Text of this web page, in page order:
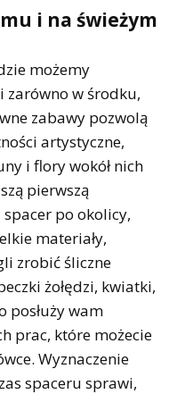
i na świeżym
możemy
zarówno w środku,
zabawy pozwolą
artystyczne,
i flory wokół nich
pierwszą
po okolicy,
materiały,
zrobić śliczne
żołędzi, kwiatki,
posłuży wam
prac, które możecie
Wyznaczenie
spaceru sprawi,